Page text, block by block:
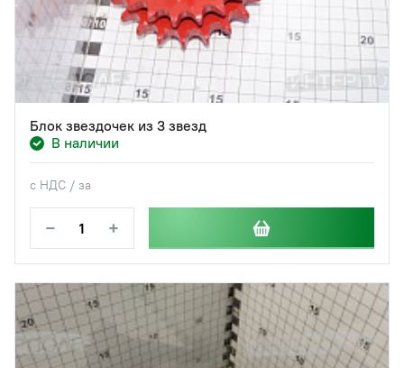
Блок звездочек из 3 звезд
В наличии
с НДС / за
− +